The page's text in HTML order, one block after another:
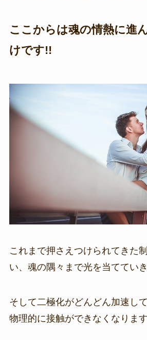
ここからは魂の情熱に進
けです!!
これまで押さえつけられてきた
い、魂の隅々まで光を当てていき
そして二極化がどんどん加速し
物理的に接触ができなくなります